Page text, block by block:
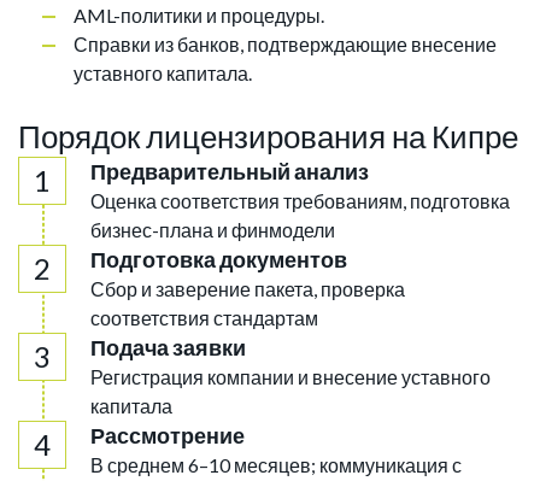
AML-политики и процедуры.
Справки из банков, подтверждающие внесение
уставного капитала.
Порядок лицензирования на Кипре
Предварительный анализ
Оценка соответствия требованиям, подготовка
бизнес-плана и финмодели
Подготовка документов
Сбор и заверение пакета, проверка
соответствия стандартам
Подача заявки
Регистрация компании и внесение уставного
капитала
Рассмотрение
В среднем 6–10 месяцев; коммуникация с